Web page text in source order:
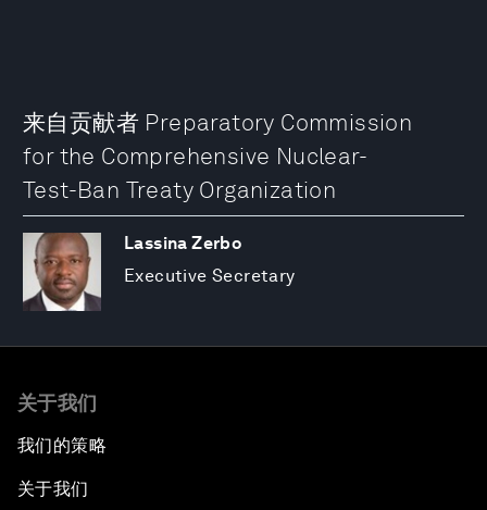
来自贡献者 Preparatory Commission
for the Comprehensive Nuclear-
Test-Ban Treaty Organization
Lassina Zerbo
Executive Secretary
关于我们
我们的策略
关于我们